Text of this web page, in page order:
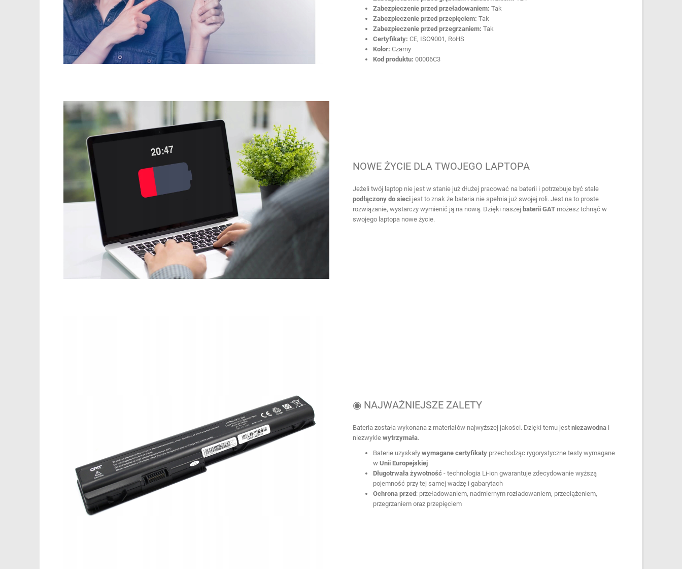
Zabezpieczenie przed przeładowaniem: Tak
Zabezpieczenie przed przepięciem: Tak
Zabezpieczenie przed przegrzaniem: Tak
Certyfikaty: CE, ISO9001, RoHS
Kolor: Czarny
Kod produktu: 00006C3
NOWE ŻYCIE DLA TWOJEGO LAPTOPA
Jeżeli twój laptop nie jest w stanie już dłużej pracować na baterii i potrzebuje być stale
podłączony do siecijest to znak że bateria nie spełnia już swojej roli. Jest na to proste
rozwiązanie, wystarczy wymienić ją na nową. Dzięki naszej baterii GATmożesz tchnąć w
swojego laptopa nowe życie.
◉ NAJWAŻNIEJSZE ZALETY
Bateria została wykonana z materiałów najwyższej jakości. Dzięki temu jest niezawodnai
niezwykle wytrzymała.
Baterie uzyskały wymagane certyfikaty przechodząc rygorystyczne testy wymagane
w Unii Europejskiej
Długotrwała żywotność- technologia Li-ion gwarantuje zdecydowanie wyższą
pojemność przy tej samej wadzę i gabarytach
Ochrona przed : przeładowaniem, nadmiernym rozładowaniem, przeciążeniem,
przegrzaniem oraz przepięciem